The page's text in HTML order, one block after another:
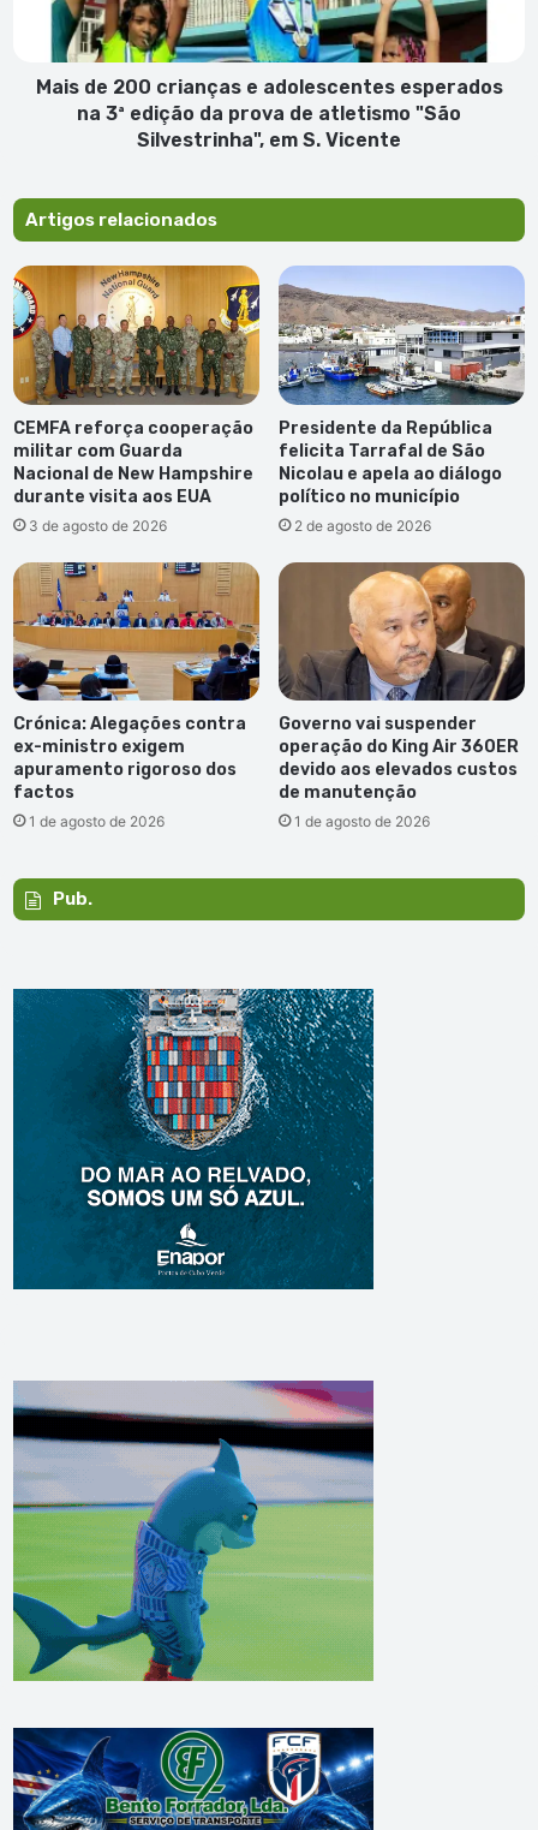
esperados
edição
"São
Silvestrinha",
S.
Vicente
Mais de 200 crianças e adolescentes esperados
na 3ª edição da prova de atletismo "São
Silvestrinha", em S. Vicente
Artigos relacionados
CEMFA reforça cooperação
militar com Guarda
Nacional de New Hampshire
durante visita aos EUA
3 de agosto de 2026
Presidente da República
felicita Tarrafal de São
Nicolau e apela ao diálogo
político no município
2 de agosto de 2026
Crónica: Alegações contra
ex-ministro exigem
apuramento rigoroso dos
factos
1 de agosto de 2026
Governo vai suspender
operação do King Air 360ER
devido aos elevados custos
de manutenção
1 de agosto de 2026
Pub.